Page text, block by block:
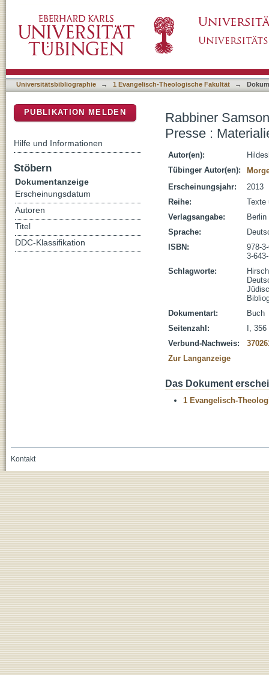
einer bibliographischen Übersicht
Universitätsbibliographie → 1 Evangelisch-Theologische Fakultät →
Rabbiner
Presse :
Autor(en):
Tübinger Autor(en):
Erscheinungsjahr:
2013
Reihe:
Texte
Verlagsangabe:
Sprache:
ISBN:
978-
3-
Schlagworte:
Dokumentart:
Buch
Seitenzahl:
I,
Verbund-Nachweis:
Zur Langanzeige
Das Dokument
1 Evangelisch-
PUBLIKATION MELDEN
Hilfe und Informationen
Stöbern
Dokumentanzeige
Erscheinungsdatum
Autoren
Titel
DDC-Klassifikation
Kontakt